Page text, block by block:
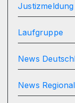
Justizmeldung
Laufgruppe
News
News Regional